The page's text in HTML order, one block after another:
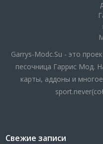
Garrys-Modc.Su - это
песочница Гаррис Мод.
карты, аддоны и
Свежие записи